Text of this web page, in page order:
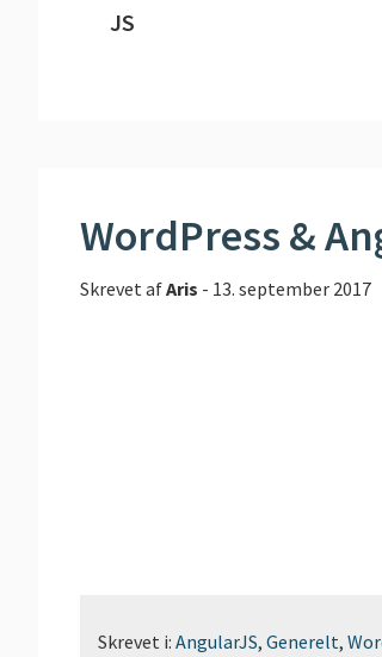
JS
WordPress &
Skrevet afAris - 13. september 2017
Skrevet i: AngularJS, Generelt,